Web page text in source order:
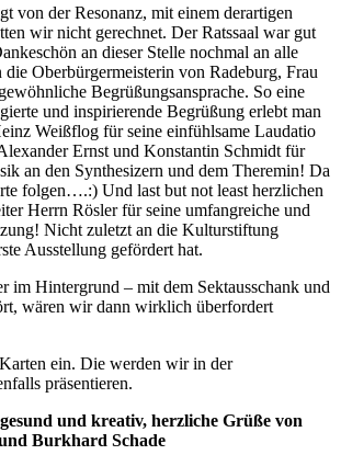
von der Resonanz, mit einem derartigen
wir nicht gerechnet. Der Ratssaal war gut
an dieser Stelle nochmal an alle
Oberbürgermeisterin von Radeburg, Frau
Begrüßungsansprache. So eine
und inspirierende Begrüßung erlebt man
Weißflog für seine einfühlsame Laudatio
Ernst und Konstantin Schmidt für
an den Synthesizern und dem Theremin! Da
folgen….:) Und last but not least herzlichen
Herrn Rösler für seine umfangreiche und
Nicht zuletzt an die Kulturstiftung
Ausstellung gefördert hat.
im Hintergrund – mit dem Sektausschank und
wären wir dann wirklich überfordert
ein. Die werden wir in der
präsentieren.
und kreativ, herzliche Grüße von
Burkhard Schade